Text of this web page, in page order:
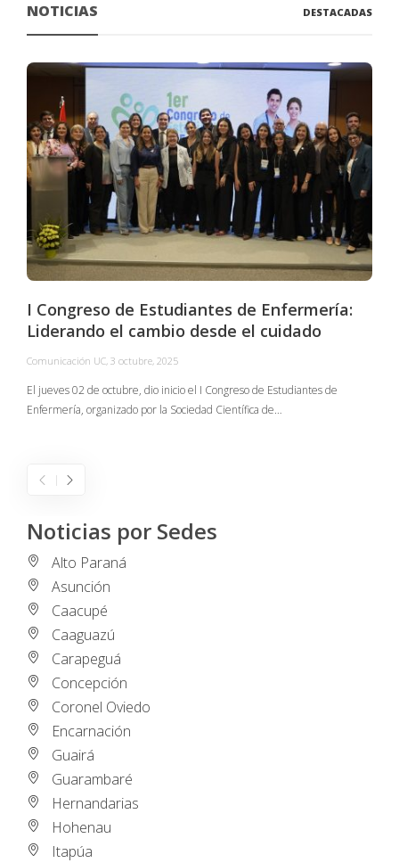
NOTICIAS DESTACADAS
I Congreso de Estudiantes de Enfermería:
Liderando el cambio desde el cuidado
Comunicación UC, 3 octubre, 2025
El jueves 02 de octubre, dio inicio el I Congreso de Estudiantes de
Enfermería, organizado por la Sociedad Científica de…
Noticias por Sedes
Alto Paraná
Asunción
Caacupé
Caaguazú
Carapeguá
Concepción
Coronel Oviedo
Encarnación
Guairá
Guarambaré
Hernandarias
Hohenau
Itapúa